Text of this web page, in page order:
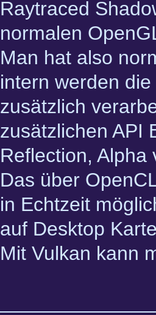
Raytraced
normalen
Man hat also
intern werden
zusätzlich
zusätzlichen API
Reflection,
Das über
in Echtzeit
auf Desktop
Mit Vulkan kann